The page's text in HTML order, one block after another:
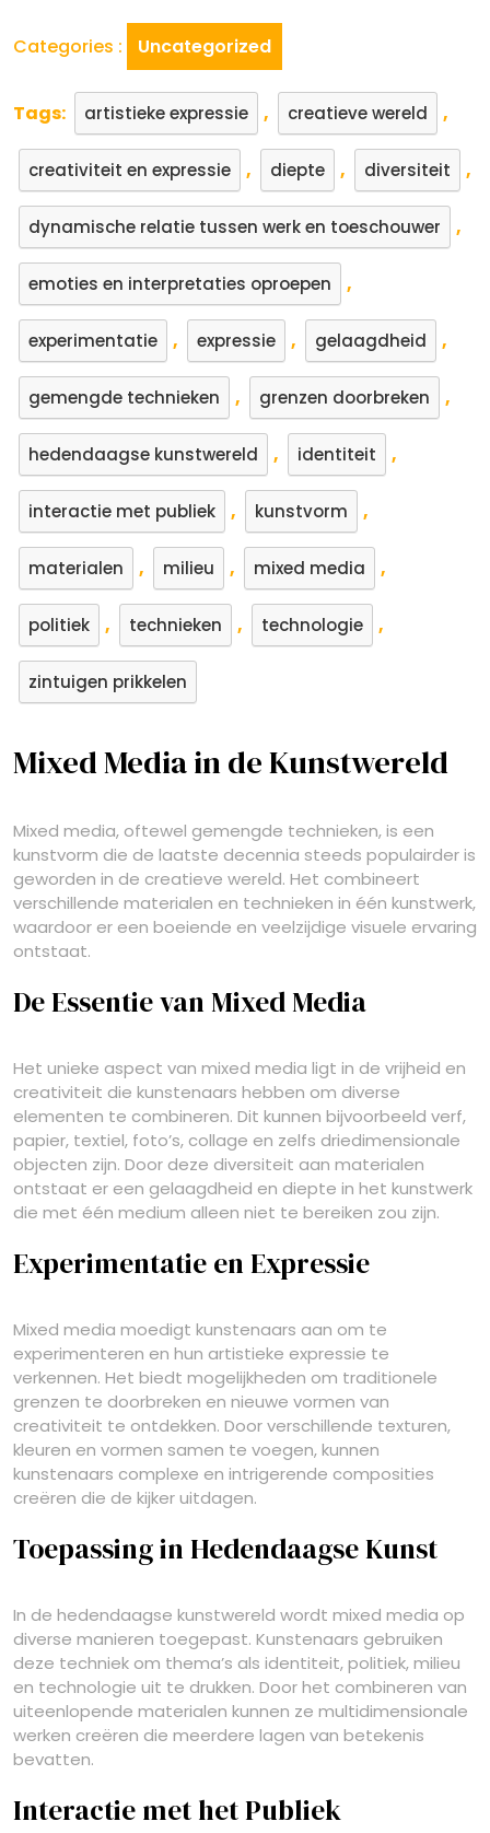
Categories : Uncategorized
Tags: artistieke expressie , creatieve wereld ,
creativiteit en expressie , diepte , diversiteit ,
dynamische relatie tussen werk en toeschouwer ,
emoties en interpretaties oproepen ,
experimentatie , expressie , gelaagdheid ,
gemengde technieken , grenzen doorbreken ,
hedendaagse kunstwereld , identiteit ,
interactie met publiek , kunstvorm ,
materialen , milieu , mixed media ,
politiek , technieken , technologie ,
zintuigen prikkelen
Mixed Media in de Kunstwereld
Mixed media, oftewel gemengde technieken, is een
kunstvorm die de laatste decennia steeds populairder is
geworden in de creatieve wereld. Het combineert
verschillende materialen en technieken in één kunstwerk,
waardoor er een boeiende en veelzijdige visuele ervaring
ontstaat.
De Essentie van Mixed Media
Het unieke aspect van mixed media ligt in de vrijheid en
creativiteit die kunstenaars hebben om diverse
elementen te combineren. Dit kunnen bijvoorbeeld verf,
papier, textiel, foto’s, collage en zelfs driedimensionale
objecten zijn. Door deze diversiteit aan materialen
ontstaat er een gelaagdheid en diepte in het kunstwerk
die met één medium alleen niet te bereiken zou zijn.
Experimentatie en Expressie
Mixed media moedigt kunstenaars aan om te
experimenteren en hun artistieke expressie te
verkennen. Het biedt mogelijkheden om traditionele
grenzen te doorbreken en nieuwe vormen van
creativiteit te ontdekken. Door verschillende texturen,
kleuren en vormen samen te voegen, kunnen
kunstenaars complexe en intrigerende composities
creëren die de kijker uitdagen.
Toepassing in Hedendaagse Kunst
In de hedendaagse kunstwereld wordt mixed media op
diverse manieren toegepast. Kunstenaars gebruiken
deze techniek om thema’s als identiteit, politiek, milieu
en technologie uit te drukken. Door het combineren van
uiteenlopende materialen kunnen ze multidimensionale
werken creëren die meerdere lagen van betekenis
bevatten.
Interactie met het Publiek